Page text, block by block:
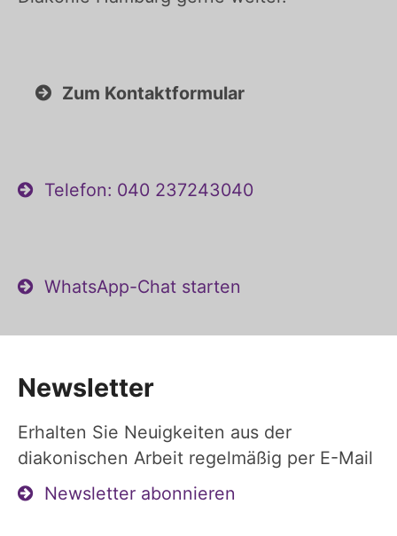
Zum Kontaktformular
Telefon: 040 237243040
WhatsApp-Chat starten
Newsletter
Erhalten Sie Neuigkeiten aus der
diakonischen Arbeit regelmäßig per E-Mail
Newsletter abonnieren